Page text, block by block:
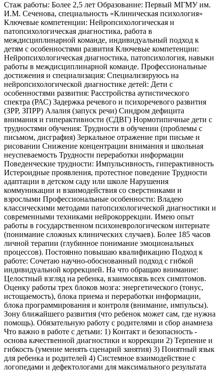
Стаж работы: Более 2,5 лет Образование: Первый МГМУ им.
И.М. Сеченова, специальность «Клиническая психология»
Ключевые компетенции: Нейропсихологическая и
патопсихологическая диагностика, работа в
междисциплинарной команде, индивидуальный подход к
детям с особенностями развития Ключевые компетенции:
Нейропсихологическая диагностика, патопсихология, навыки
работы в междисциплинарной команде. Профессиональные
достижения и специализация: Специализируюсь на
нейропсихологической диагностике детей: Дети с
особенностями развития: Расстройства аутистического
спектра (РАС) Задержка речевого и психоречевого развития
(ЗРР, ЗПРР) Алалия (запуск речи) Синдром дефицита
внимания и гиперактивности (СДВГ) Нормотипичные дети с
трудностями обучения: Трудности в обучении (проблемы с
письмом, дисграфия) Зеркальное отражение при письме и
рисовании Снижение концентрации внимания и школьная
неуспеваемость Трудности переработки информации
Поведенческие трудности: Импульсивность, гиперактивность
Истероидные проявления, протестное поведение Трудности
адаптации в детском саду или школе Нарушения
коммуникации и взаимодействия со сверстниками и
взрослыми Профессиональные особенности: Владею
классическими методами патопсихологической диагностики и
современными техниками нейрокоррекции. Имею опыт
работы в государственном психоневрологическом интернате
(понимание сложных клинических случаев). Более 185 часов
личной терапии (глубинное понимание эмоциональных
процессов). Постоянно повышаю квалификацию Подход к
работе: Сочетаю научно-обоснованный подход с гибкой
индивидуальной коррекцией. На что обращаю внимание:
Целостный взгляд на ребенка, взаимосвязь всех симптомов.
Оценку работы трех блоков мозга: энергетического (тонус,
истощаемость), блока приема и переработки информации,
блока программирования и контроля (внимание, импульсы).
Зону ближайшего развития (что ребенок может сам, где нужна
помощь). Обязательную работу с родителями и сбор анамнеза
Что важно в работе с детьми: 1) Контакт и безопасность -
основа качественной диагностики и коррекции 2) Терпение и
гибкость (умение менять сценарий занятия) 3) Понятный язык
для ребенка и родителей 4) Системное взаимодействие с
логопедами и дефектологами для максимального результата